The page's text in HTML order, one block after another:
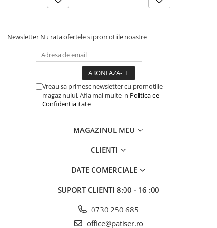
Newsletter Nu rata ofertele si promotiile noastre
Vreau sa primesc newsletter cu promotiile
magazinului. Afla mai multe in Politica de
Confidentialitate
MAGAZINUL MEU
CLIENTI
DATE COMERCIALE
SUPORT CLIENTI 8:00 - 16 :00
0730 250 685
office@patiser.ro